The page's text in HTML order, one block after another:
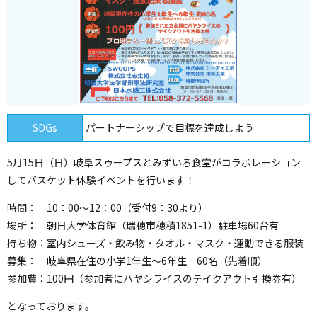
SDGs パートナーシップで目標を達成しよう
5月15日（日）岐阜スゥープスとみずいろ食堂がコラボレーション
してバスケット体験イベントを行います！
時間： 10：00～12：00（受付9：30より）
場所： 朝日大学体育館（瑞穂市穂積1851-1）駐車場60台有
持ち物：室内シューズ・飲み物・タオル・マスク・運動できる服装
募集： 岐阜県在住の小学1年生～6年生 60名（先着順）
参加費：100円（参加者にハヤシライスのテイクアウト引換券有）
となっております。